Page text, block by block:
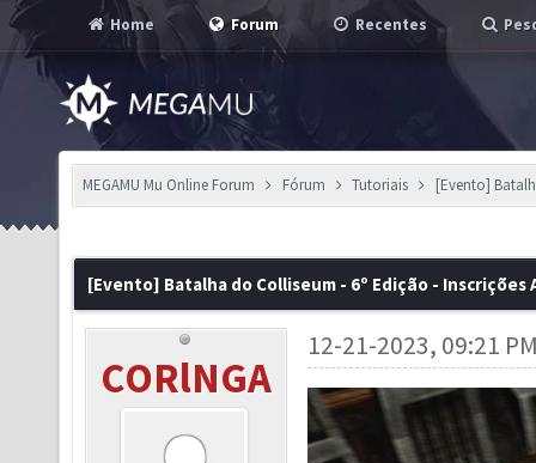
Home Forum Recentes
MEGAMU Mu Online Forum Fórum Tutoriais [Evento]
[Evento] Batalha do Colliseum - 6º Edição - Inscrições
CORlNGA
12-21-2023, 09:21